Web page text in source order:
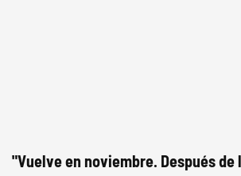
"Vuelve en noviembre. Después